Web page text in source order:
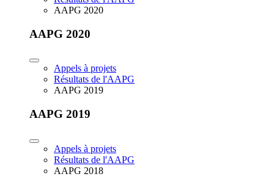
AAPG 2020
AAPG 2020
Appels à projets
Résultats de l'AAPG
AAPG 2019
AAPG 2019
Appels à projets
Résultats de l'AAPG
AAPG 2018